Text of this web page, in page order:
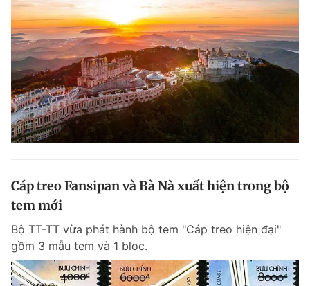
Cáp treo Fansipan và Bà Nà xuất hiện trong bộ
tem mới
Bộ TT-TT vừa phát hành bộ tem "Cáp treo hiện đại"
gồm 3 mẫu tem và 1 bloc.